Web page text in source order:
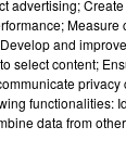
permis et
et
advertising;
and
select content;
functionalities:
data from